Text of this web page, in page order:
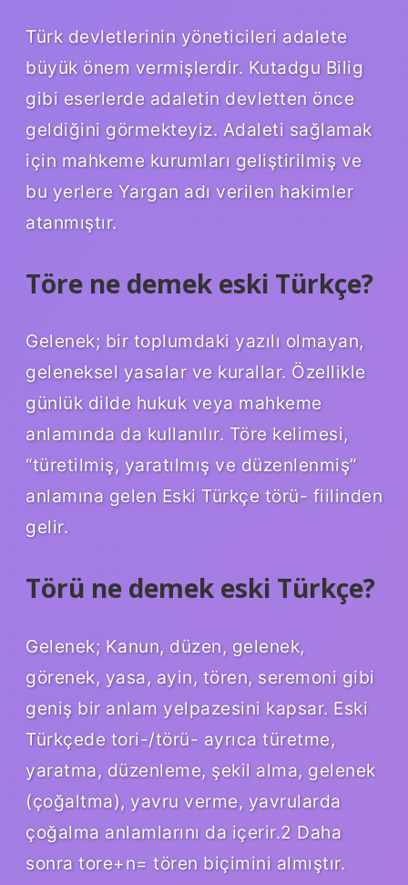
Türk devletlerinin yöneticileri adalete
büyük önem vermişlerdir. Kutadgu Bilig
gibi eserlerde adaletin devletten önce
geldiğini görmekteyiz. Adaleti sağlamak
için mahkeme kurumları geliştirilmiş ve
bu yerlere Yargan adı verilen hakimler
atanmıştır.
Töre ne demek eski Türkçe?
Gelenek; bir toplumdaki yazılı olmayan,
geleneksel yasalar ve kurallar. Özellikle
günlük dilde hukuk veya mahkeme
anlamında da kullanılır. Töre kelimesi,
“türetilmiş, yaratılmış ve düzenlenmiş”
anlamına gelen Eski Türkçe törü- fiilinden
gelir.
Törü ne demek eski Türkçe?
Gelenek; Kanun, düzen, gelenek,
görenek, yasa, ayin, tören, seremoni gibi
geniş bir anlam yelpazesini kapsar. Eski
Türkçede tori-/törü- ayrıca türetme,
yaratma, düzenleme, şekil alma, gelenek
(çoğaltma), yavru verme, yavrularda
çoğalma anlamlarını da içerir.2 Daha
sonra tore+n= tören biçimini almıştır.